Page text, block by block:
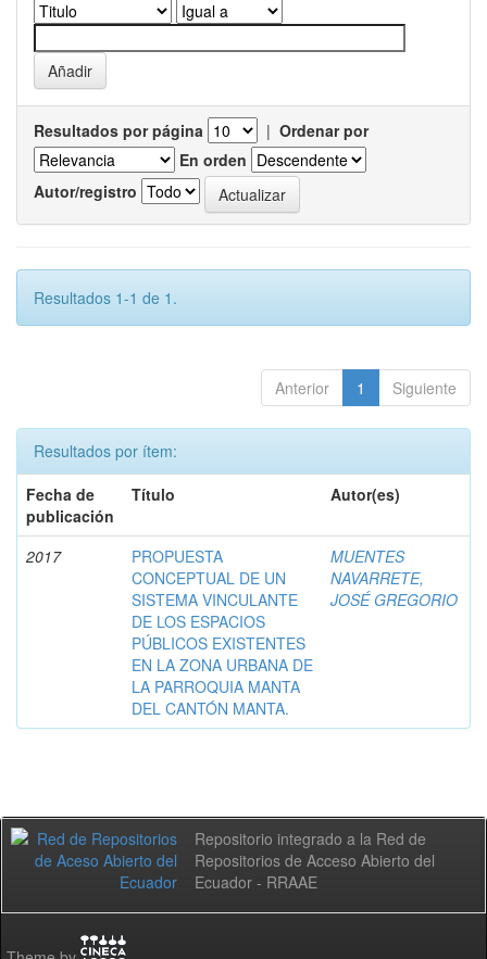
Resultados por página | Ordenar por
En orden
Autor/registro
Resultados 1-1 de 1.
Anterior 1 Siguiente
Resultados por ítem:
Fecha de
publicación
Título Autor(es)
2017
PROPUESTA
CONCEPTUAL DE UN
SISTEMA VINCULANTE
DE LOS ESPACIOS
PÚBLICOS EXISTENTES
EN LA ZONA URBANA DE
LA PARROQUIA MANTA
DEL CANTÓN MANTA.
MUENTES
NAVARRETE,
JOSÉ GREGORIO
Repositorio integrado a la Red de
Repositorios de Acceso Abierto del
Ecuador - RRAAE